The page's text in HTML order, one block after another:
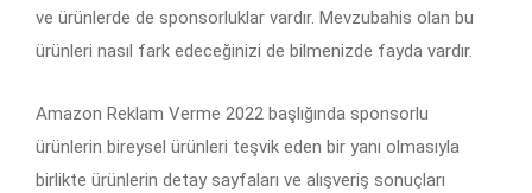
ve ürünlerde de sponsorluklar vardır. Mevzubahis olan bu
ürünleri nasıl fark edeceğinizi de bilmenizde fayda vardır.
Amazon Reklam Verme 2022 başlığında sponsorlu
ürünlerin bireysel ürünleri teşvik eden bir yanı olmasıyla
birlikte ürünlerin detay sayfaları ve alışveriş sonuçları